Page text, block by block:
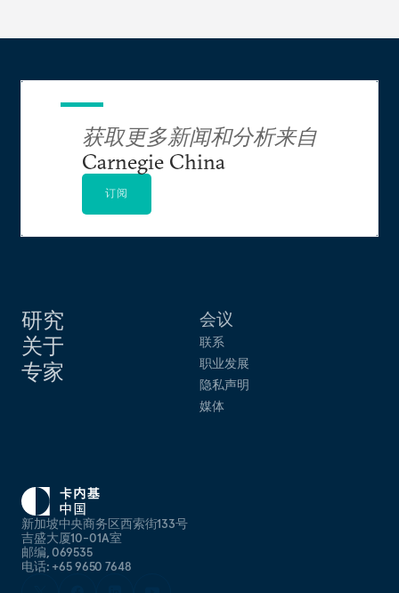
新加坡中央商务区西索街133号
吉盛大厦10-01A室
邮编, 069535
电话: +65 9650 7648
研究
关于
专家
会议
联系
职业发展
隐私声明
媒体
获取更多新闻和分析来自
Carnegie China
订阅